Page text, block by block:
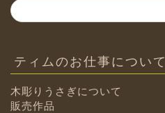
ティムのお仕事について
木彫りうさぎについて
販売作品